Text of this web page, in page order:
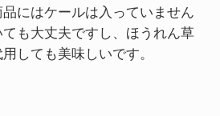
にはケールは入っていません
も大丈夫ですし、ほうれん草
しても美味しいです。